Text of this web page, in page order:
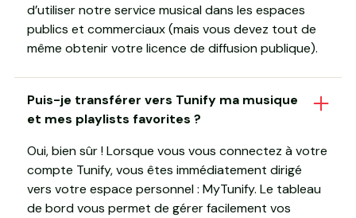
d’utiliser notre service musical dans les espaces
publics et commerciaux (mais vous devez tout de
même obtenir votre licence de diffusion publique).
Puis-je transférer vers Tunify ma musique
et mes playlists favorites ?
Oui, bien sûr ! Lorsque vous vous connectez à votre
compte Tunify, vous êtes immédiatement dirigé
vers votre espace personnel : MyTunify. Le tableau
de bord vous permet de gérer facilement vos